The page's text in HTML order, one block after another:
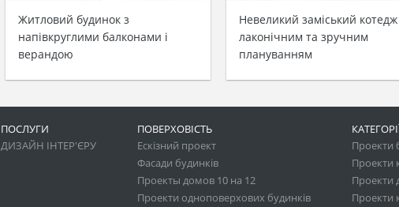
Житловий будинок з
напівкруглими балконами і
верандою
Невеликий заміський котедж
лаконічним та зручним
плануванням
ПОСЛУГИ
ДИЗАЙН ІНТЕР'ЄРУ
ПОВЕРХОВІСТЬ
Ескізний проект
Фасади будинків
Проекты домов 10 на 12
Проекти одноповерхових будинків
Проекти
Проекти
Проекти
Проекти